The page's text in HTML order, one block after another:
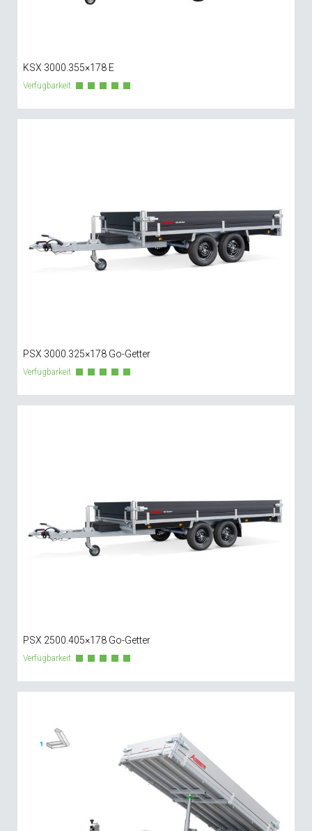
KSX 3000.355×178 E
Verfügbarkeit:
PSX 3000.325×178 Go-Getter
Verfügbarkeit:
PSX 2500.405×178 Go-Getter
Verfügbarkeit: